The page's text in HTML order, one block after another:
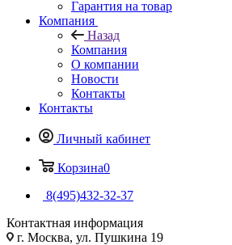
Гарантия на товар
Компания
Назад
Компания
О компании
Новости
Контакты
Контакты
Личный кабинет
Корзина0
8(495)432-32-37
Контактная информация
г. Москва, ул. Пушкина 19